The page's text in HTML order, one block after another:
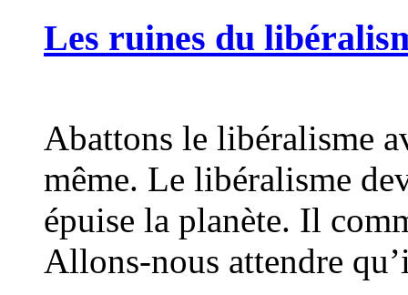
Les ruines du
Abattons le libéralisme
même. Le libéralisme
épuise la planète. Il
Allons-nous attendre